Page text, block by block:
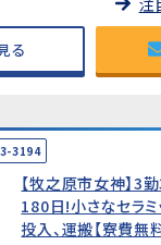
る
3194
【牧之原市女神】3
180日!小さなセラミ
投入、運搬【寮費無